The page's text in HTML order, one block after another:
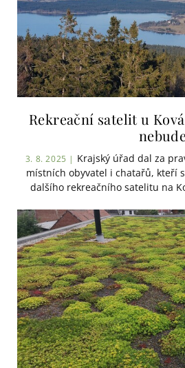
Rekreační satelit u
3. 8. 2025 | Krajský úřad dal za
místních obyvatel i chatařů, kteří
dalšího rekreačního satelitu na